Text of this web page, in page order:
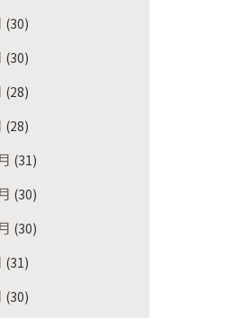
(30)
(30)
(28)
(28)
(31)
(30)
(30)
(31)
(30)